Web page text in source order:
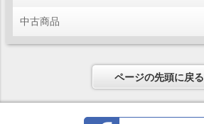
中古商品
ページの先頭に戻る